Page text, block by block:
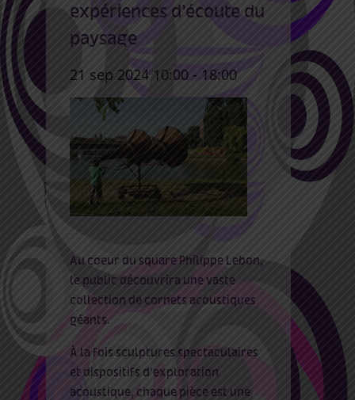
expériences d’écoute du
paysage
21 sep 2024 10:00 - 18:00
Au coeur du square Philippe Lebon,
le public découvrira une vaste
collection de cornets acoustiques
géants.
À la fois sculptures spectaculaires
et dispositifs d’exploration
acoustique, chaque pièce est une